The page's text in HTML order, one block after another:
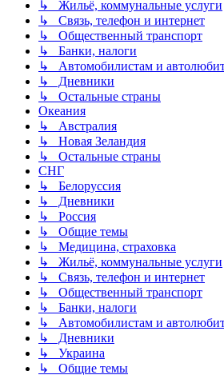
↳ Жильё, коммунальные услуги
↳ Связь, телефон и интернет
↳ Общественный транспорт
↳ Банки, налоги
↳ Автомобилистам и
↳ Дневники
↳ Остальные страны
Океания
↳ Австралия
↳ Новая Зеландия
↳ Остальные страны
СНГ
↳ Белоруссия
↳ Дневники
↳ Россия
↳ Общие темы
↳ Медицина, страховка
↳ Жильё, коммунальные услуги
↳ Связь, телефон и интернет
↳ Общественный транспорт
↳ Банки, налоги
↳ Автомобилистам и
↳ Дневники
↳ Украина
↳ Общие темы